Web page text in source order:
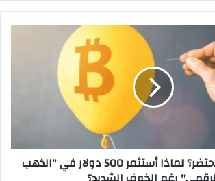
هل البيتكوين يحتضر؟ لماذا أستثمر 500 دولار في "الذهب